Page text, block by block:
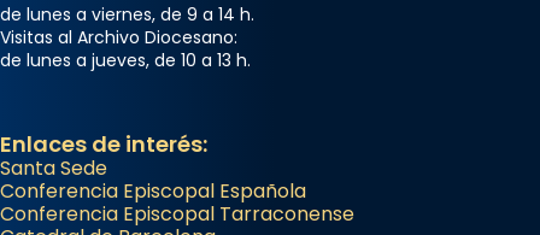
de lunes a viernes, de 9 a 14 h.
Visitas al Archivo Diocesano:
de lunes a jueves, de 10 a 13 h.
Enlaces de interés:
Santa Sede
Conferencia Episcopal Española
Conferencia Episcopal Tarraconense